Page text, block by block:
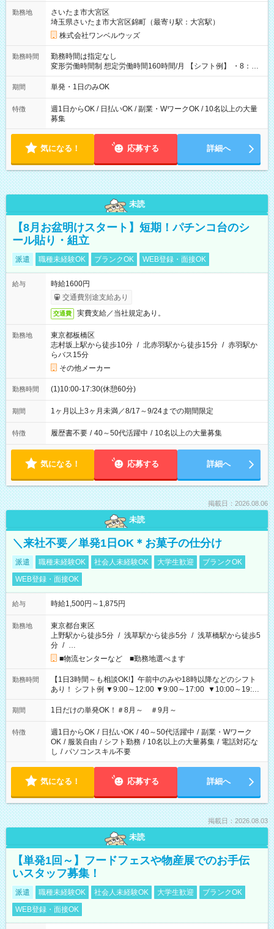
勤務地
さいたま市大宮区
埼玉県さいたま市大宮区錦町（最寄り駅：大宮駅）
株式会社ワンベルウッズ
勤務時間
勤務時間は指定なし
変形労働時間制 想定労働時間160時間/月 【シフト例】 ・8：00
～21：00
期間 単発・1日のみOK
特徴
週1日からOK / 日払いOK / 副業・WワークOK / 10名以上の大量
募集
気になる！ 応募する 詳細へ
未読
【8月お盆明けスタート】短期！パチンコ台のシ
ール貼り・組立
派遣 職種未経験OK ブランクOK WEB登録・面接OK
給与
時給1600円
交通費別途支給あり
交通費 実費支給／当社規定あり。
勤務地
東京都板橋区
志村坂上駅から徒歩10分 / 北赤羽駅から徒歩15分 / 赤羽駅か
らバス15分
その他メーカー
勤務時間 (1)10:00-17:30(休憩60分)
期間 1ヶ月以上3ヶ月未満／8/17～9/24までの期間限定
特徴 履歴書不要 / 40～50代活躍中 / 10名以上の大量募集
気になる！ 応募する 詳細へ
掲載日：2026.08.06
未読
＼来社不要／単発1日OK＊お菓子の仕分け
派遣 職種未経験OK 社会人未経験OK 大学生歓迎
ブランクOK
WEB登録・面接OK
給与 時給1,500円～1,875円
勤務地
東京都台東区
上野駅から徒歩5分 / 浅草駅から徒歩5分 / 浅草橋駅から徒歩5
分 / …
■物流センターなど ■勤務地選べます
勤務時間
【1日3時間～も相談OK!】午前中のみや18時以降などのシフト
あり！ シフト例 ▼9:00～12:00 ▼9:00～17:00 ▼10:00～19:00
▼18:00～21:00
期間 1日だけの単発OK！＃8月～ ＃9月～
特徴 週1日からOK / 日払いOK / 40～50代活躍中 / 副業・Wワーク
OK / 服装自由 / シフト勤務 / 10名以上の大量募集 / 電話対応な
し / パソコンスキル不要
気になる！ 応募する 詳細へ
掲載日：2026.08.03
未読
【単発1回～】フードフェスや物産展でのお手伝
いスタッフ募集！
派遣 職種未経験OK 社会人未経験OK 大学生歓迎
ブランクOK
WEB登録・面接OK